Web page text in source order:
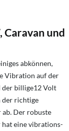
Caravan und
abkönnen,
Vibration auf der
der billige12 Volt
der richtige
ab. Der robuste
hat eine vibrations-